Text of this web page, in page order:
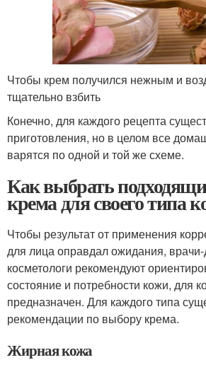
Чтобы крем получился нежным и
тщательно взбить
Конечно, для каждого рецепта
приготовления, но в целом все
варятся по одной и той же схеме.
Как выбрать
крема для своего типа
Чтобы результат от применения
для лица оправдал ожидания,
косметологи рекомендуют
состояние и потребности кожи, для
предназначен. Для каждого типа
рекомендации по выбору крема.
Жирная кожа